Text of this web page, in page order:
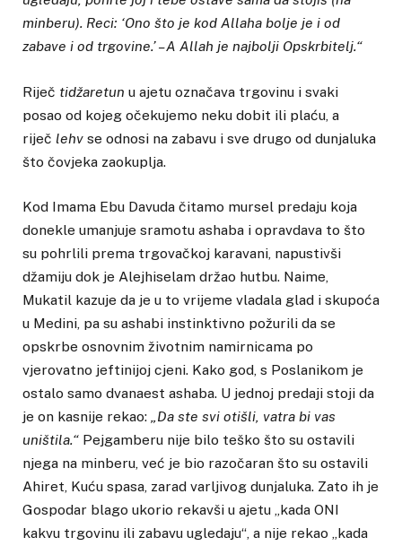
minberu). Reci: ‘Ono što je kod Allaha bolje je i od
zabave i od trgovine.’ – A Allah je najbolji Opskrbitelj.“
Riječ tidžaretun u ajetu označava trgovinu i svaki
posao od kojeg očekujemo neku dobit ili plaću, a
riječ lehv se odnosi na zabavu i sve drugo od dunjaluka
što čovjeka zaokuplja.
Kod Imama Ebu Davuda čitamo mursel predaju koja
donekle umanjuje sramotu ashaba i opravdava to što
su pohrlili prema trgovačkoj karavani, napustivši
džamiju dok je Alejhiselam držao hutbu. Naime,
Mukatil kazuje da je u to vrijeme vladala glad i skupoća
u Medini, pa su ashabi instinktivno požurili da se
opskrbe osnovnim životnim namirnicama po
vjerovatno jeftinijoj cjeni. Kako god, s Poslanikom je
ostalo samo dvanaest ashaba. U jednoj predaji stoji da
je on kasnije rekao:
„Da ste svi otišli, vatra bi vas
uništila.“ Pejgamberu nije bilo teško što su ostavili
njega na minberu, već je bio razočaran što su ostavili
Ahiret, Kuću spasa, zarad varljivog dunjaluka. Zato ih je
Gospodar blago ukorio rekavši u ajetu „kada ONI
kakvu trgovinu ili zabavu ugledaju“, a nije rekao „kada